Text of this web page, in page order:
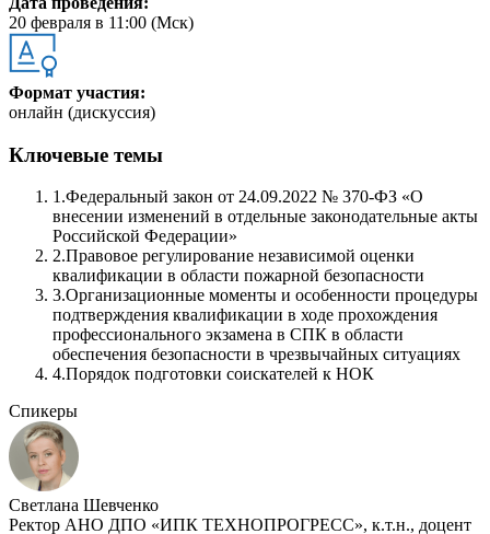
20 февраля в 11:00 (Мск)
Формат участия:
онлайн (дискуссия)
Ключевые темы
1.Федеральный закон от 24.09.2022 № 370-ФЗ «О
внесении изменений в отдельные законодательные акты
Российской Федерации»
2.Правовое регулирование независимой оценки
квалификации в области пожарной безопасности
3.Организационные моменты и особенности процедуры
подтверждения квалификации в ходе прохождения
профессионального экзамена в СПК в области
обеспечения безопасности в чрезвычайных ситуациях
4.Порядок подготовки соискателей к НОК
Спикеры
Светлана Шевченко
Ректор АНО ДПО «ИПК ТЕХНОПРОГРЕСС», к.т.н., доцент